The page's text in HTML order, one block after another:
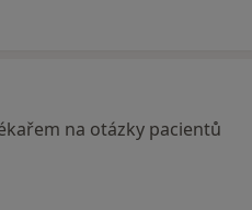
na otázky pacientů